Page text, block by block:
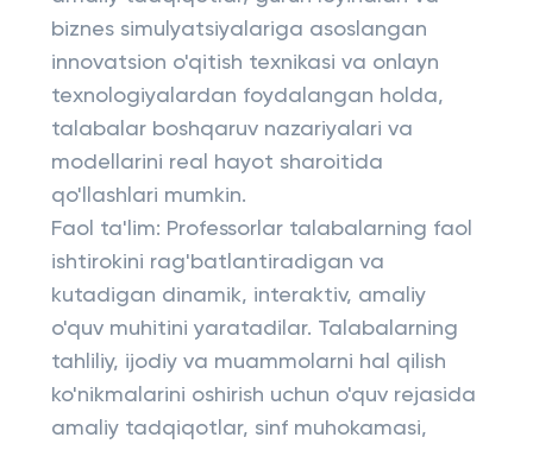
biznes simulyatsiyalariga asoslangan
innovatsion o'qitish texnikasi va onlayn
texnologiyalardan foydalangan holda,
talabalar boshqaruv nazariyalari va
modellarini real hayot sharoitida
qo'llashlari mumkin.
Faol ta'lim: Professorlar talabalarning faol
ishtirokini rag'batlantiradigan va
kutadigan dinamik, interaktiv, amaliy
o'quv muhitini yaratadilar. Talabalarning
tahliliy, ijodiy va muammolarni hal qilish
ko'nikmalarini oshirish uchun o'quv rejasida
amaliy tadqiqotlar, sinf muhokamasi,